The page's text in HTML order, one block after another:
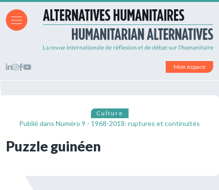
Mon espace
Culture
Publié dans Numéro 9 - 1968-2018: ruptures et continuités
Puzzle guinéen